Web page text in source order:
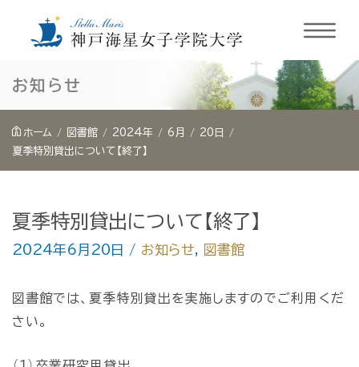
キ
お知らせ
ホーム 図書館 2024年 6月
20日
夏季特別貸出について【終了】
夏季特別貸出について【終了】
2024年6月20日 / お知らせ, 図書館
図書館では、夏季特別貸出を実施しますのでご利用くだ
さい。